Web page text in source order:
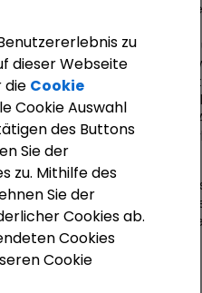
Bürgermeister Magg dankte
Projekt betreuten
Realisierung der Idee, mit der
Zudem dankte er auch den
Bücherei, die beim Umzug
schnell umgesetzt worden
Handlungsfähigkeit
gewinnbringende
Zum Schluss des offiziellen
Wagner die Stadtbücherei
Gäste die Gelegenheit, sich
Gespräch zu kommen.
zu
dieser Webseite
die Cookie
Cookie Auswahl
des Buttons
Sie der
zu. Mithilfe des
Sie der
Cookies ab.
Cookies
Cookie